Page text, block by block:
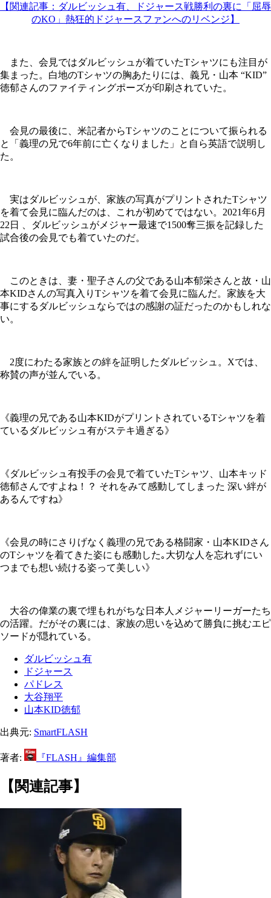
【関連記事：ダルビッシュ有、ドジャース戦勝利の裏に「屈辱
のKO」熱狂的ドジャースファンへのリベンジ】
また、会見ではダルビッシュが着ていたTシャツにも注目が
集まった。白地のTシャツの胸あたりには、義兄・山本 “KID”
徳郁さんのファイティングポーズが印刷されていた。
会見の最後に、米記者からTシャツのことについて振られる
と「義理の兄で6年前に亡くなりました」と自ら英語で説明し
た。
実はダルビッシュが、家族の写真がプリントされたTシャツ
を着て会見に臨んだのは、これが初めてではない。2021年6月
22日 、ダルビッシュがメジャー最速で1500奪三振を記録した
試合後の会見でも着ていたのだ。
このときは、妻・聖子さんの父である山本郁栄さんと故・山
本KIDさんの写真入りTシャツを着て会見に臨んだ。家族を大
事にするダルビッシュならではの感謝の証だったのかもしれな
い。
2度にわたる家族との絆を証明したダルビッシュ。Xでは、
称賛の声が並んでいる。
《義理の兄である山本KIDがプリントされているTシャツを着
ているダルビッシュ有がステキ過ぎる》
《ダルビッシュ有投手の会見で着ていたTシャツ、山本キッド
徳郁さんですよね！？ それをみて感動してしまった 深い絆が
あるんですね》
《会見の時にさりげなく義理の兄である格闘家・山本KIDさん
のTシャツを着てきた姿にも感動した｡大切な人を忘れずにい
つまでも想い続ける姿って美しい》
大谷の偉業の裏で埋もれがちな日本人メジャーリーガーたち
の活躍。だがその裏には、家族の思いを込めて勝負に挑むエピ
ソードが隠れている。
ダルビッシュ有
ドジャース
パドレス
大谷翔平
山本KID徳郁
出典元: SmartFLASH
著者: 『FLASH』編集部
【関連記事】